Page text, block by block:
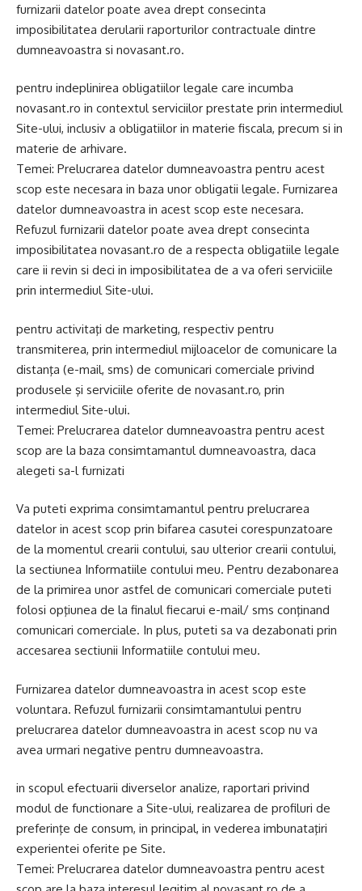
furnizarii datelor poate avea drept consecinta
imposibilitatea derularii raporturilor contractuale dintre
dumneavoastra si novasant.ro.
pentru indeplinirea obligatiilor legale care incumba
novasant.ro in contextul serviciilor prestate prin intermediul
Site-ului, inclusiv a obligatiilor in materie fiscala, precum si in
materie de arhivare.
Temei: Prelucrarea datelor dumneavoastra pentru acest
scop este necesara in baza unor obligatii legale. Furnizarea
datelor dumneavoastra in acest scop este necesara.
Refuzul furnizarii datelor poate avea drept consecinta
imposibilitatea novasant.ro de a respecta obligatiile legale
care ii revin si deci in imposibilitatea de a va oferi serviciile
prin intermediul Site-ului.
pentru activitaţi de marketing, respectiv pentru
transmiterea, prin intermediul mijloacelor de comunicare la
distanţa (e-mail, sms) de comunicari comerciale privind
produsele şi serviciile oferite de novasant.ro, prin
intermediul Site-ului.
Temei: Prelucrarea datelor dumneavoastra pentru acest
scop are la baza consimtamantul dumneavoastra, daca
alegeti sa-l furnizati
Va puteti exprima consimtamantul pentru prelucrarea
datelor in acest scop prin bifarea casutei corespunzatoare
de la momentul crearii contului, sau ulterior crearii contului,
la sectiunea Informatiile contului meu. Pentru dezabonarea
de la primirea unor astfel de comunicari comerciale puteti
folosi opţiunea de la finalul fiecarui e-mail/ sms conţinand
comunicari comerciale. In plus, puteti sa va dezabonati prin
accesarea sectiunii Informatiile contului meu.
Furnizarea datelor dumneavoastra in acest scop este
voluntara. Refuzul furnizarii consimtamantului pentru
prelucrarea datelor dumneavoastra in acest scop nu va
avea urmari negative pentru dumneavoastra.
in scopul efectuarii diverselor analize, raportari privind
modul de functionare a Site-ului, realizarea de profiluri de
preferinţe de consum, in principal, in vederea imbunataţiri
experientei oferite pe Site.
Temei: Prelucrarea datelor dumneavoastra pentru acest